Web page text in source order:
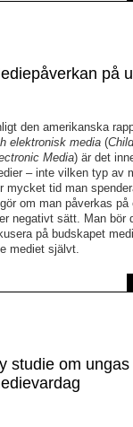
på
den amerikanska
elektronisk media (
Media) är det
– inte vilken typ av
mycket tid man
om man påverkas
negativt sätt. Man bör
på budskapet
mediet självt.
studie om ungas